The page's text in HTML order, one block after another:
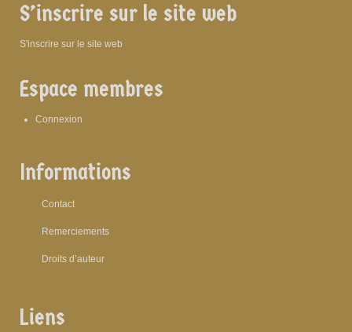
S’inscrire sur le site web
S'inscrire sur le site web
Espace membres
Connexion
Informations
Contact
Remerciements
Droits d’auteur
Liens